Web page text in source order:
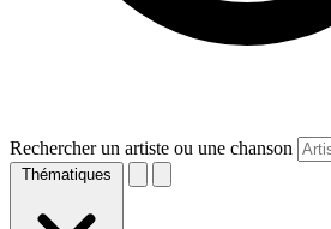
Rechercher un artiste ou une chanson
Thématiques